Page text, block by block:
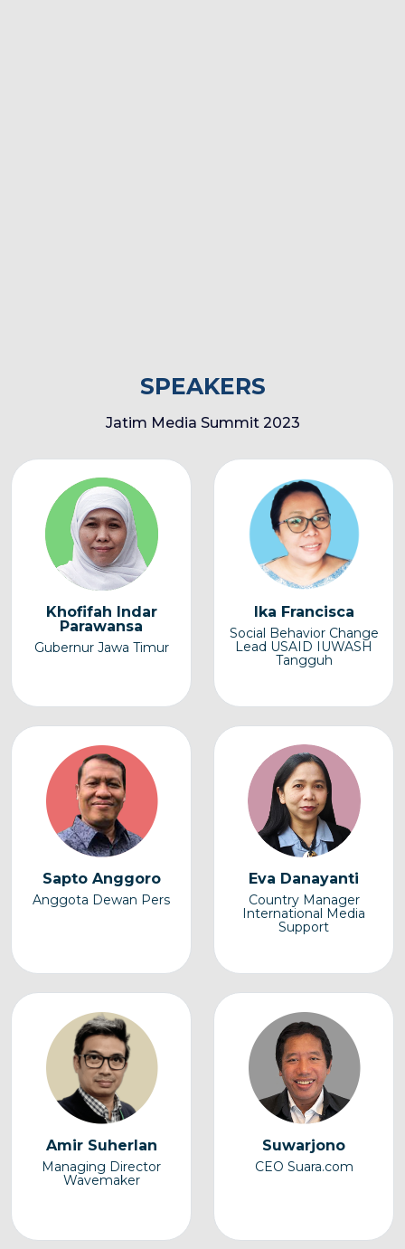
SPEAKERS
Jatim Media Summit 2023
Khofifah Indar
Parawansa
Gubernur Jawa Timur
Ika Francisca
Social Behavior Change
Lead USAID IUWASH
Tangguh
Sapto Anggoro
Anggota Dewan Pers
Eva Danayanti
Country Manager
International Media
Support
Amir Suherlan
Managing Director
Wavemaker
Suwarjono
CEO Suara.com